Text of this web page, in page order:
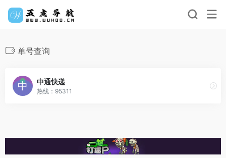
单号查询
中通快递
热线：95311